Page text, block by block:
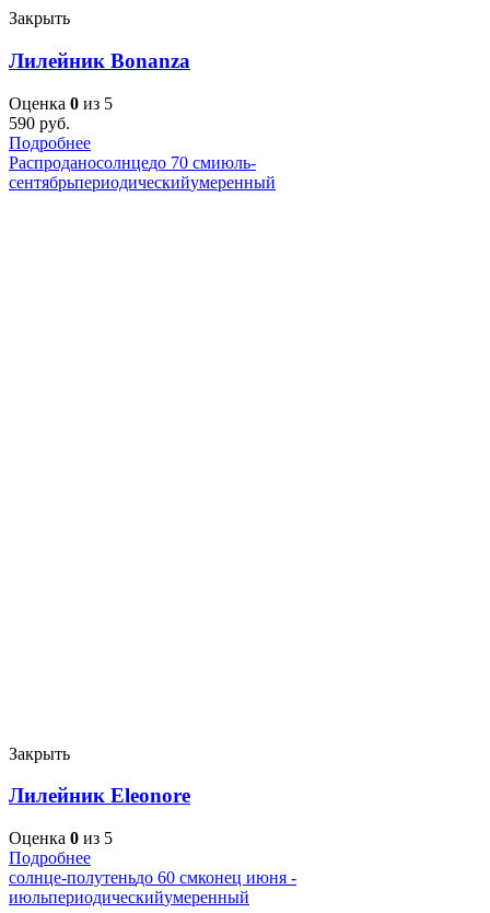
Закрыть
Лилейник Bonanza
Оценка 0 из 5
590 руб.
Подробнее
Распроданосолнцедо 70 смиюль-
сентябрьпериодическийумеренный
Закрыть
Лилейник Eleonore
Оценка 0 из 5
Подробнее
солнце-полутеньдо 60 смконец июня -
июльпериодическийумеренный